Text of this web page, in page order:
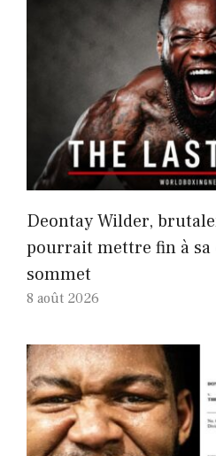
Deontay Wilder,
pourrait mettre fin à
sommet
8 août 2026